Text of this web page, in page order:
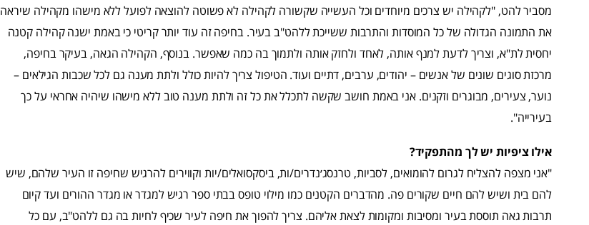
מסביר להט, "לקהילה יש צרכים מיוחדים וכל העשייה שקשורה לקהילה לא פשוטה להוצאה לפועל ללא מישהו מקהילה שיראה
את התמונה הגדולה של כל המוסדות והתרבות ששייכת ללהט"ב בעיר. בחיפה זה עוד יותר קריטי כי באמת ישנה קהילה קטנה
יחסית לת"א, וצריך לדעת למנף אותה, לאחד ולחזק אותה ולתמוך בה כמה שאפשר. בנוסף, הקהילה הגאה, בעיקר בחיפה,
מרכזת סוגים שונים של אנשים – יהודים, ערבים, דתיים ועוד. הטיפול צריך להיות כולל ולתת מענה גם לכל שכבות הגילאים –
נוער, צעירים, מבוגרים וזקנים. אני באמת חושב שקשה לתכלל את כל זה ולתת מענה טוב ללא מישהו שיהיה אחראי על כך
בעירייה".
אילו ציפיות יש לך מהתפקיד?
"אני מצפה להצליח לגרום להומואים, לסביות, טרנסג׳נדרים/ות, ביסקסואלים/יות וקווירים להרגיש שחיפה זו העיר שלהם, שיש
להם בית ושיש להם חיים שקורים פה. מהדברים הקטנים כמו מילוי טופס בבתי ספר רגיש למגדר או מגדר ההורים ועד קיום
תרבות גאה תוססת בעיר ומסיבות ומקומות לצאת אליהם. צריך להפוך את חיפה לעיר שכיף לחיות בה גם ללהט"ב, עם כל